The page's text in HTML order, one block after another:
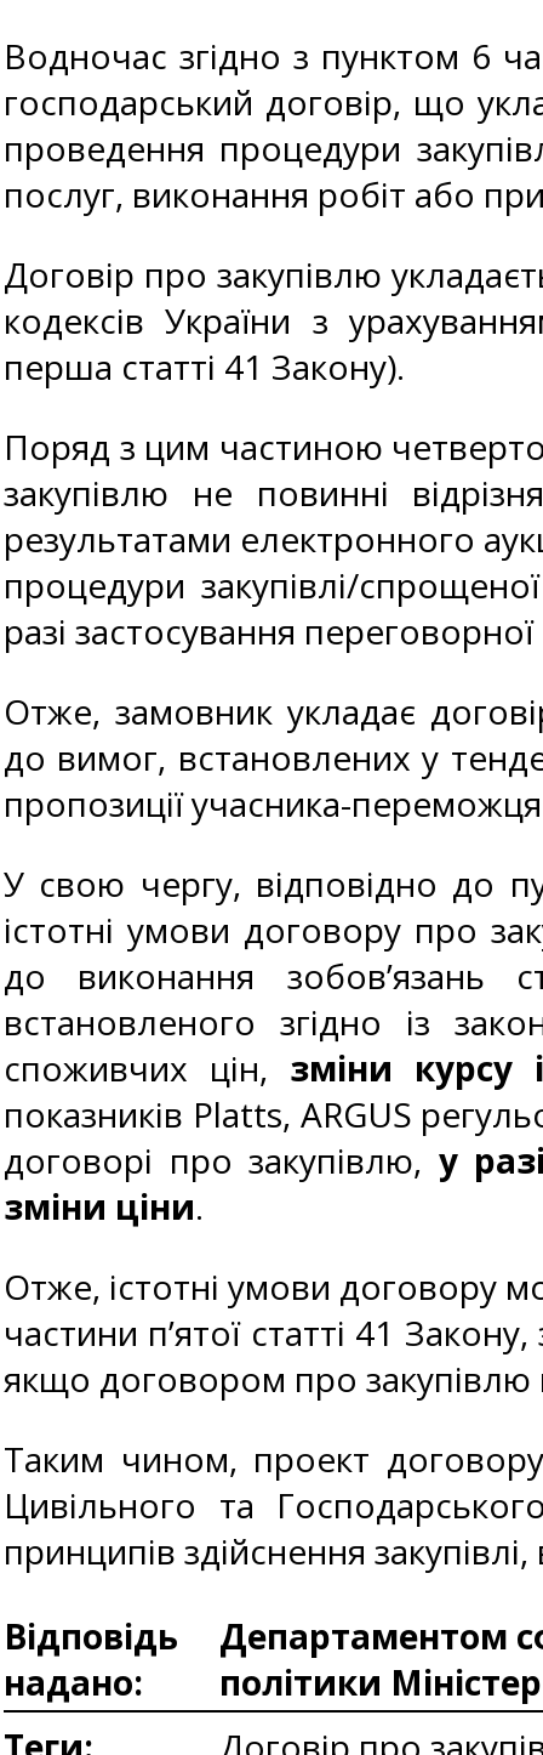
Водночас згідно з пунктом 6
господарський договір, що
проведення процедури
послуг, виконання робіт або
Договір про закупівлю
кодексів України з
перша статті 41 Закону).
Поряд з цим частиною
закупівлю не повинні
результатами електронного
процедури закупівлі/
разі застосування
Отже, замовник укладає
до вимог, встановлених у
пропозиції учасника-
У свою чергу, відповідно до
істотні умови договору про
до виконання зобов’язань
встановленого згідно із
споживчих цін, зміни курсу
показників Platts, ARGUS
договорі про закупівлю, у
зміни ціни.
Отже, істотні умови договору
частини п’ятої статті 41
якщо договором про закупівлю
Таким чином, проект
Цивільного та
принципів здійснення
Відповідь
надано:
Департаментом
політики